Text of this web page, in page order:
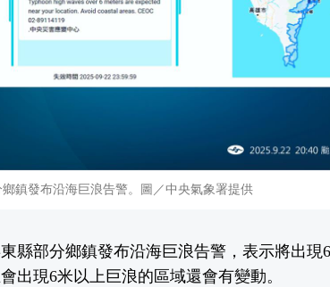
鎮發布沿海巨浪告警。圖／中央氣象署提供
縣部分鄉鎮發布沿海巨浪告警，表示將出現
出現6米以上巨浪的區域還會有變動。